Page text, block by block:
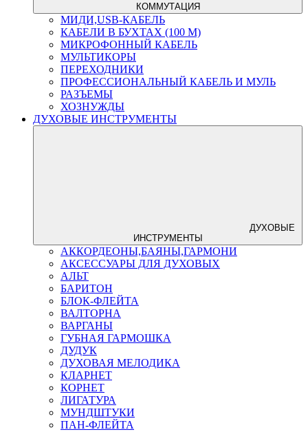
КОММУТАЦИЯ
МИДИ,USB-КАБЕЛЬ
КАБЕЛИ В БУХТАХ (100 М)
МИКРОФОННЫЙ КАБЕЛЬ
МУЛЬТИКОРЫ
ПЕРЕХОДНИКИ
ПРОФЕССИОНАЛЬНЫЙ КАБЕЛЬ И МУЛЬ
РАЗЪЕМЫ
ХОЗНУЖДЫ
ДУХОВЫЕ ИНСТРУМЕНТЫ
ДУХОВЫЕ
ИНСТРУМЕНТЫ
АККОРДЕОНЫ,БАЯНЫ,ГАРМОНИ
АКСЕССУАРЫ ДЛЯ ДУХОВЫХ
АЛЬТ
БАРИТОН
БЛОК-ФЛЕЙТА
ВАЛТОРНА
ВАРГАНЫ
ГУБНАЯ ГАРМОШКА
ДУДУК
ДУХОВАЯ МЕЛОДИКА
КЛАРНЕТ
КОРНЕТ
ЛИГАТУРА
МУНДШТУКИ
ПАН-ФЛЕЙТА